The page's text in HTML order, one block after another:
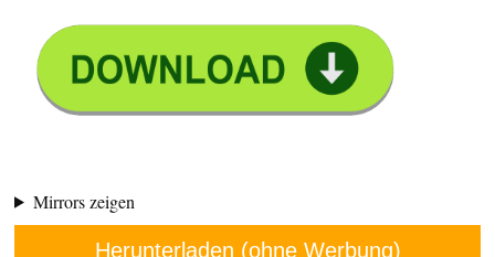
Mirrors zeigen
Herunterladen (ohne Werbung)